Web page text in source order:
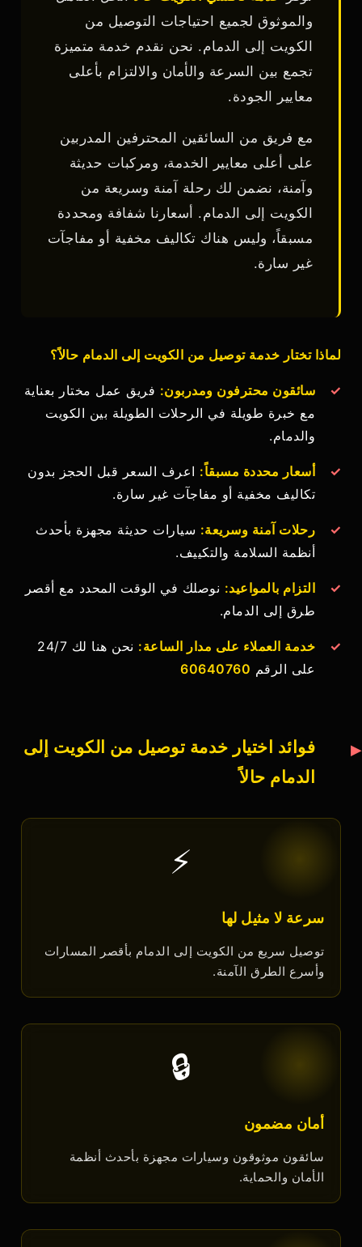
والموثوق لجميع احتياجات التوصيل من
الكويت إلى الدمام. نحن نقدم خدمة متميزة
تجمع بين السرعة والأمان والالتزام بأعلى
معايير الجودة.
مع فريق من السائقين المحترفين المدربين
على أعلى معايير الخدمة، ومركبات حديثة
وآمنة، نضمن لك رحلة آمنة وسريعة من
الكويت إلى الدمام. أسعارنا شفافة ومحددة
مسبقاً، وليس هناك تكاليف مخفية أو مفاجآت
غير سارة.
لماذا تختار خدمة توصيل من الكويت إلى الدمام حالاً؟
✓ سائقون محترفون ومدربون: فريق عمل مختار بعناية
مع خبرة طويلة في الرحلات الطويلة بين الكويت
والدمام.
✓ أسعار محددة مسبقاً: اعرف السعر قبل الحجز بدون
تكاليف مخفية أو مفاجآت غير سارة.
✓ رحلات آمنة وسريعة: سيارات حديثة مجهزة بأحدث
أنظمة السلامة والتكييف.
✓ التزام بالمواعيد: نوصلك في الوقت المحدد مع أقصر
طرق إلى الدمام.
✓ خدمة العملاء على مدار الساعة:
نحن هنا لك 24/7
على الرقم 60640760
فوائد اختيار خدمة توصيل من الكويت إلى
الدمام حالاً
⚡
سرعة لا مثيل لها
توصيل سريع من الكويت إلى الدمام بأقصر المسارات
وأسرع الطرق الآمنة.
🔒
أمان مضمون
سائقون موثوقون وسيارات مجهزة بأحدث أنظمة
الأمان والحماية.